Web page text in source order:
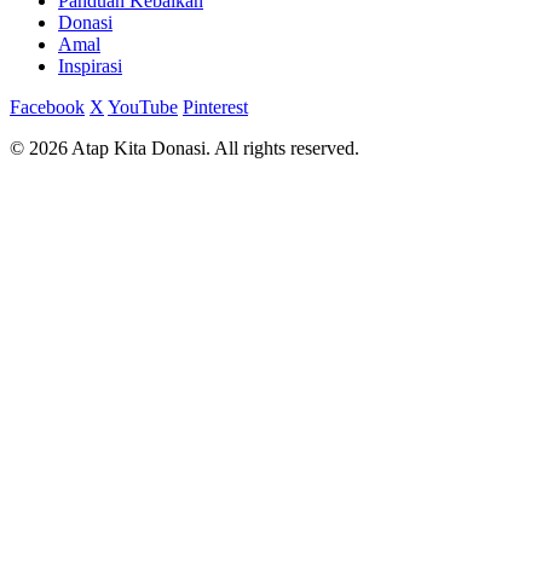
Donasi
Amal
Inspirasi
Facebook X YouTube Pinterest
© 2026 Atap Kita Donasi. All rights reserved.